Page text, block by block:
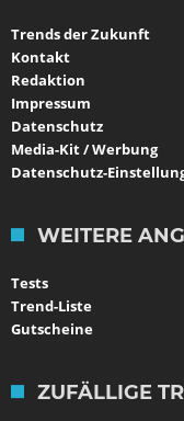
Trends der Zukunft
Kontakt
Redaktion
Impressum
Datenschutz
Media-Kit / Werbung
Datenschutz-
WEITERE
Tests
Trend-Liste
Gutscheine
ZUFÄLLIGE